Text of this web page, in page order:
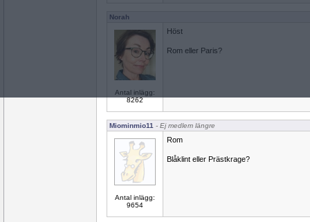
Norah
Antal inlägg:
8262
Höst
Rom eller Paris?
Miominmio11 - Ej medlem längre
Antal inlägg:
9654
Rom
Blåklint eller Prästkrage?